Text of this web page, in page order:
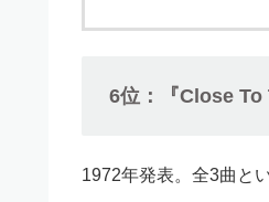
6位：『Close To
1972年発表。全3曲と